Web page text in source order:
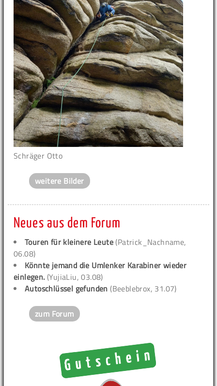
Schräger Otto
weitere Bilder
Neues aus dem Forum
Touren für kleinere Leute (Patrick_Nachname,
06.08)
Könnte jemand die Umlenker Karabiner wieder
einlegen. (YujiaLiu, 03.08)
Autoschlüssel gefunden (Beeblebrox, 31.07)
zum Forum